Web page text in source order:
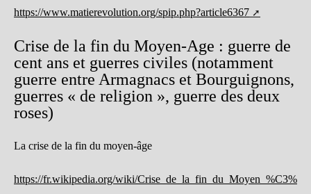
https://www.matierevolution.org/spip.php?article6367
Crise de la fin du Moyen-Age : guerre de
cent ans et guerres civiles (notamment
guerre entre Armagnacs et Bourguignons,
guerres « de religion », guerre des deux
roses)
La crise de la fin du moyen-âge
https://fr.wikipedia.org/wiki/